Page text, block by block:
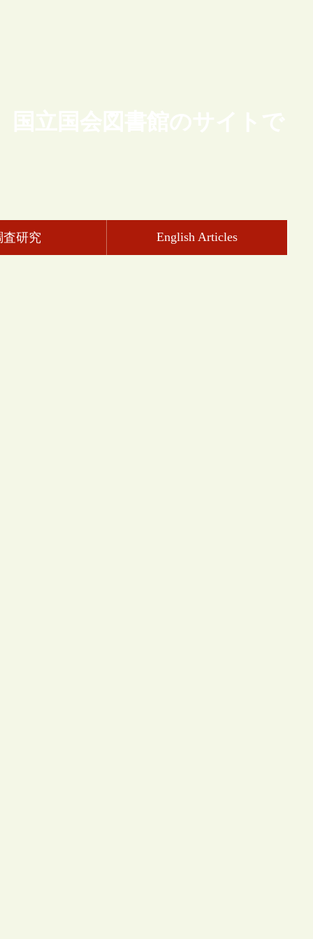
国立国会図書館のサイトで
査研究 English Articles